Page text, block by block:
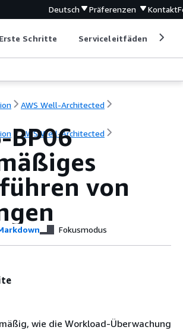
Deutsch Präferenzen Kontakt
Erste Schritte Serviceleitfäden
AWS Well-Architected
AWS Well-Architected
BP06
von
Fokusmodus
wie die Workload-Überwachung